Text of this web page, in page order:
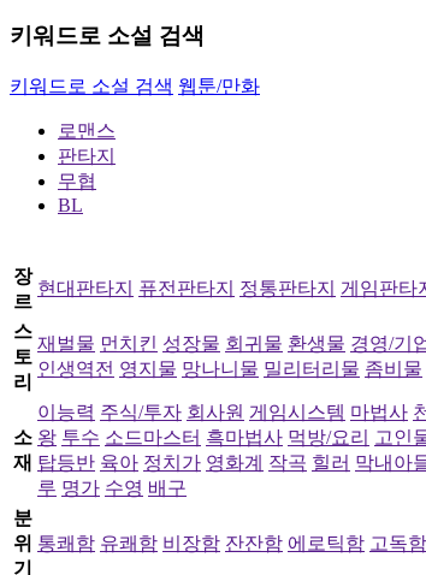
키워드로 소설 검색
키워드로 소설 검색 웹툰/만화
로맨스
판타지
무협
BL
장
르
현대판타지 퓨전판타지 정통판타지 게임판타
스
토
리
재벌물 먼치킨 성장물 회귀물 환생물 경영/기
인생역전 영지물 망나니물 밀리터리물 좀비물
소
재
이능력 주식/투자 회사원 게임시스템 마법사
왕 투수 소드마스터 흑마법사 먹방/요리 고인
탑등반 육아 정치가 영화계 작곡 힐러 막내아
루 명가 수영 배구
분
위
기
통쾌함 유쾌함 비장함 잔잔함 에로틱함 고독함